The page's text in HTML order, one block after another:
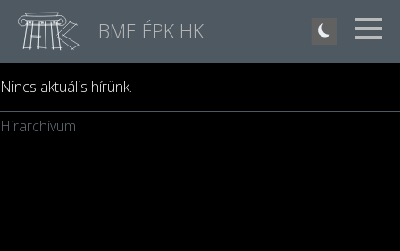
BME ÉPK HK
Nincs aktuális hírünk.
Hírarchívum